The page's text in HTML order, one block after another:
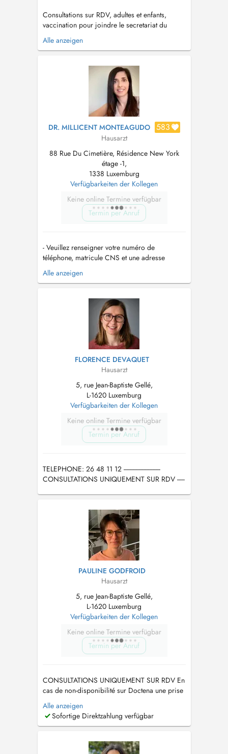
Consultations sur RDV, adultes et enfants,
vaccination pour joindre le secretariat du
cabinet medical: 20 60 10 02. Experience
professionnelle -Luxembourg, depuis aout
(2013-2018), Bupa Cromwell Hospital, cabinet
de groupe medecine generale -London UK...
Alle anzeigen
DR. MILLICENT MONTEAGUDO 583
Hausarzt
88 Rue Du Cimetière, Résidence New York
étage -1,
1338 Luxemburg
Verfügbarkeiten der Kollegen
Keine online Termine verfügbar
Termin per Anruf
- Veuillez renseigner votre numéro de
téléphone, matricule CNS et une adresse
postale valide; autrement le rendez-vous ne
sera pas validé. - Tout rendez-vous non
à l'avance entraînera une facture du montant de
la consultation non remboursée par la CNS...
Alle anzeigen
FLORENCE DEVAQUET
Hausarzt
5, rue Jean-Baptiste Gellé,
L-1620 Luxemburg
Verfügbarkeiten der Kollegen
Keine online Termine verfügbar
Termin per Anruf
TELEPHONE: 26 48 11 12 ------------------------
CONSULTATIONS UNIQUEMENT SUR RDV -----
PAULINE GODFROID
Hausarzt
5, rue Jean-Baptiste Gellé,
L-1620 Luxemburg
Verfügbarkeiten der Kollegen
Keine online Termine verfügbar
Termin per Anruf
CONSULTATIONS UNIQUEMENT SUR RDV En
cas de non-disponibilité sur Doctena une prise
de RDV urgente reste éventuellement possible
en appelant le secretariat au 26 48 11 12. If
there is no availability on Doctena you might try
les cas urgents en...
Alle anzeigen
Sofortige Direktzahlung verfügbar